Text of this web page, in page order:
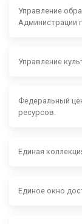
Управление
Администрации
Управление
Федеральный
ресурсов.
Единая
Единое окно